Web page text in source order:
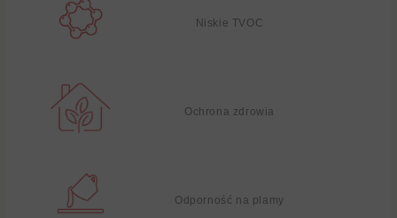
Niskie TVOC
Ochrona zdrowia
Odporność na plamy